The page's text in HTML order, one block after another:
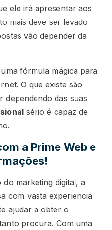
ele irá apresentar aos
mais deve ser levado
vão depender da
fórmula mágica para
O que existe são
dependendo das suas
sério é capaz de
a Prime Web e
do marketing digital, a
com vasta experiencia
ajudar a obter o
procura. Com uma